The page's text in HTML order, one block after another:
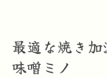
最適な焼き
味噌ミノ